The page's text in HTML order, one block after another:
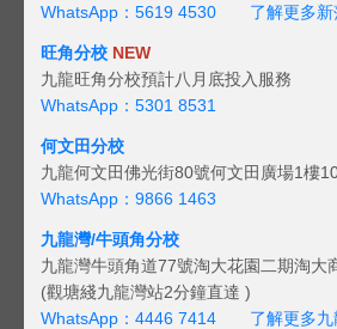
WhatsApp：5619 4530
了解更多
旺角分校 NEW
九龍旺角分校預計八月底投入服務
WhatsApp：5301 8531
何文田分校
九龍何文田佛光街80號何文田廣場1樓
WhatsApp：9866 1463
九龍灣/牛頭角分校
九龍灣牛頭角道77號淘大花園二期淘大
(觀塘綫九龍灣站2分鐘直達 )
WhatsApp：4446 7414
了解更多